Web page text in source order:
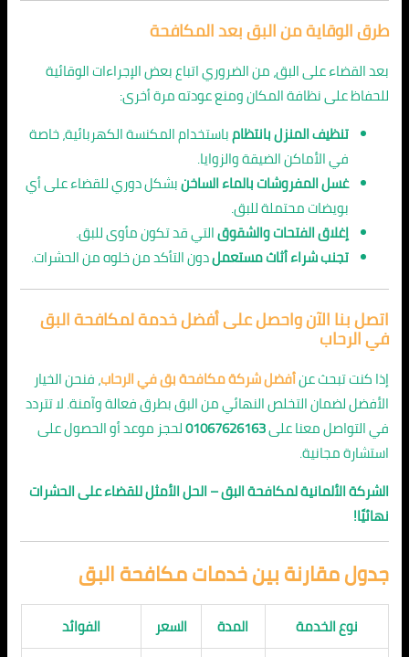
طرق الوقاية من البق بعد المكافحة
بعد القضاء على البق، من الضروري اتباع بعض الإجراءات الوقائية
للحفاظ على نظافة المكان ومنع عودته مرة أخرى:
تنظيف المنزل بانتظامباستخدام المكنسة الكهربائية، خاصة
في الأماكن الضيقة والزوايا.
غسل المفروشات بالماء الساخنبشكل دوري للقضاء على أي
بويضات محتملة للبق.
إغلاق الفتحات والشقوقالتي قد تكون مأوى للبق.
تجنب شراء أثاث مستعملدون التأكد من خلوه من الحشرات.
اتصل بنا الآن واحصل على أفضل خدمة لمكافحة البق
في الرحاب
إذا كنت تبحث عنأفضل شركة مكافحة بق في الرحاب، فنحن الخيار
الأفضل لضمان التخلص النهائي من البق بطرق فعالة وآمنة. لا تتردد
في التواصل معنا على01067626163لحجز موعد أو الحصول على
استشارة مجانية.
الشركة الألمانية لمكافحة البق – الحل الأمثل للقضاء على الحشرات
نهائيًا!
جدول مقارنة بين خدمات مكافحة البق
نوع الخدمة المدة السعر
الفوائد